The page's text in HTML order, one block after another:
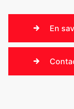
En